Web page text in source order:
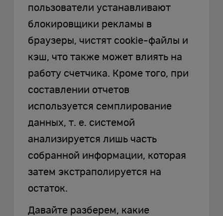
пользователи устанавливают
блокировщики рекламы в
браузеры, чистят cookie-файлы и
кэш, что также может влиять на
работу счетчика. Кроме того, при
составлении отчетов
используется семплирование
данных, т. е. системой
анализируется лишь часть
собранной информации, которая
затем экстраполируется на
остаток.
Давайте разберем, какие